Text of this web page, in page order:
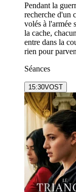
Pendant la
recherche d'un
volés à l'armée
la cache,
entre dans la
rien pour
Séances
15:30VOST